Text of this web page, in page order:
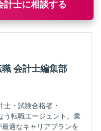
計士に相談する
会計士編集部
士・試験合格者・
う転職エージェント。業
適なキャリアプランを